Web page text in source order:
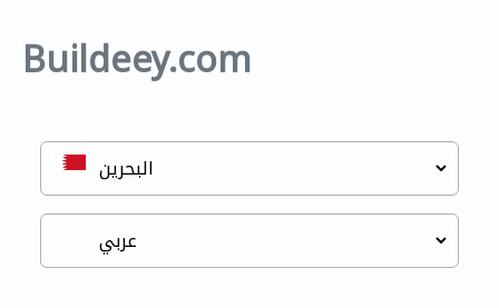
Buildeey.com